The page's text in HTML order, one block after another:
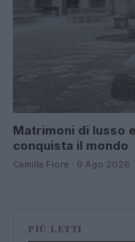
Matrimoni di lusso
conquista il mondo
Camilla Fiore · 9 Ago 2026
PIÙ LETTI